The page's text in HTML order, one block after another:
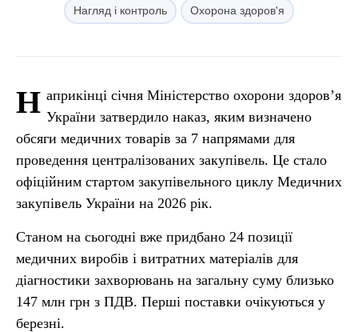
Нагляд і контроль Охорона здоров'я
Н априкінці січня Міністерство охорони здоров’я
України затвердило наказ, яким визначено
обсяги медичних товарів за 7 напрямами для
проведення централізованих закупівель. Це стало
офіційним стартом закупівельного циклу Медичних
закупівель України на 2026 рік.
Станом на сьогодні вже придбано 24 позиції
медичних виробів і витратних матеріалів для
діагностики захворювань на загальну суму близько
147 млн грн з ПДВ. Перші поставки очікуються у
березні.